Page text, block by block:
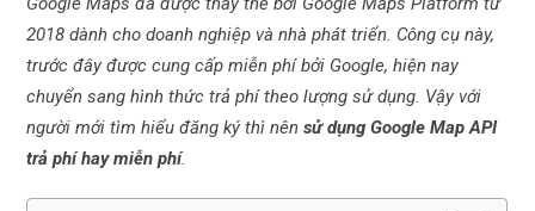
2018 dành cho doanh nghiệp và nhà phát triển. Công cụ này,
trước đây được cung cấp miễn phí bởi Google, hiện nay
chuyển sang hình thức trả phí theo lượng sử dụng. Vậy với
người mới tìm hiểu đăng ký thì nênsử dụng Google Map API
trả phí hay miễn phí.